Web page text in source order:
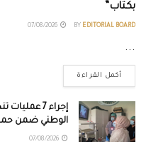
بكتاب”
BY EDITORIAL BOARD
...
أكمل القراءة
إجراء 7
الوطني ضمن